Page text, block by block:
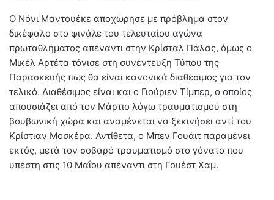
Ο Νόνι Μαντουέκε αποχώρησε με πρόβλημα στον
δικέφαλο στο φινάλε του τελευταίου αγώνα
πρωταθλήματος απέναντι στην Κρίσταλ Πάλας, όμως ο
Μικέλ Αρτέτα τόνισε στη συνέντευξη Τύπου της
Παρασκευής πως θα είναι κανονικά διαθέσιμος για τον
τελικό. Διαθέσιμος είναι και ο Γιούριεν Τίμπερ, ο οποίος
απουσιάζει από τον Μάρτιο λόγω τραυματισμού στη
βουβωνική χώρα και αναμένεται να ξεκινήσει αντί του
Κρίστιαν Μοσκέρα. Αντίθετα, ο Μπεν Γουάιτ παραμένει
εκτός, μετά τον σοβαρό τραυματισμό στο γόνατο που
υπέστη στις 10 Μαΐου απέναντι στη Γουέστ Χαμ.